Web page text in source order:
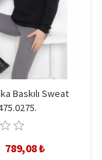
Baskılı Sweat
789,08 ₺